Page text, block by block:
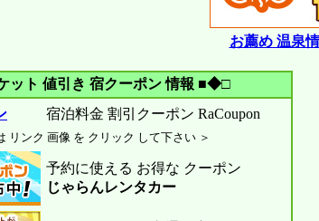
お薦め 温泉
ット 値引き 宿クーポン 情報 ■◆□
宿泊料金 割引クーポン RaCoupon
リンク 画像 を クリック して下さい ＞
予約に使える お得な クーポン
じゃらんレンタカー